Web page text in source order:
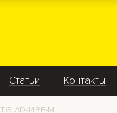
Статьи Контакты
AD-14RE-M